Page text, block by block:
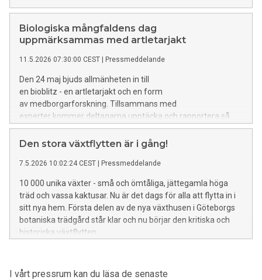
Biologiska mångfaldens dag
uppmärksammas med artletarjakt
11.5.2026 07:30:00 CEST Pressmeddelande
Den 24 maj bjuds allmänheten in till
en bioblitz - en artletarjakt och en form
av medborgarforskning. Tillsammans med
experter kommer deltagarna upptäcka och rapportera så
många arter som möjligt och på så vis bidra till forskning
samtidigt som de får upp ögonen för arter runt omkring oss.
Den stora växtflytten är i gång!
7.5.2026 10:02:24 CEST Pressmeddelande
10 000 unika växter - små och ömtåliga, jättegamla höga
träd och vassa kaktusar. Nu är det dags för alla att flytta in i
sitt nya hem. Första delen av de nya växthusen i Göteborgs
botaniska trädgård står klar och nu börjar den kritiska och
historiska växtflytten.
I vårt pressrum kan du läsa de senaste